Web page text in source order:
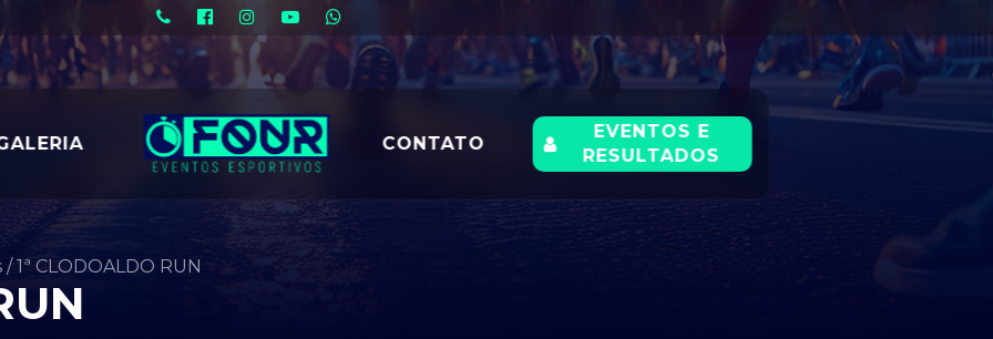
CONTATO
EVENTOS E
RESULTADOS
/ 1ª CLODOALDO RUN